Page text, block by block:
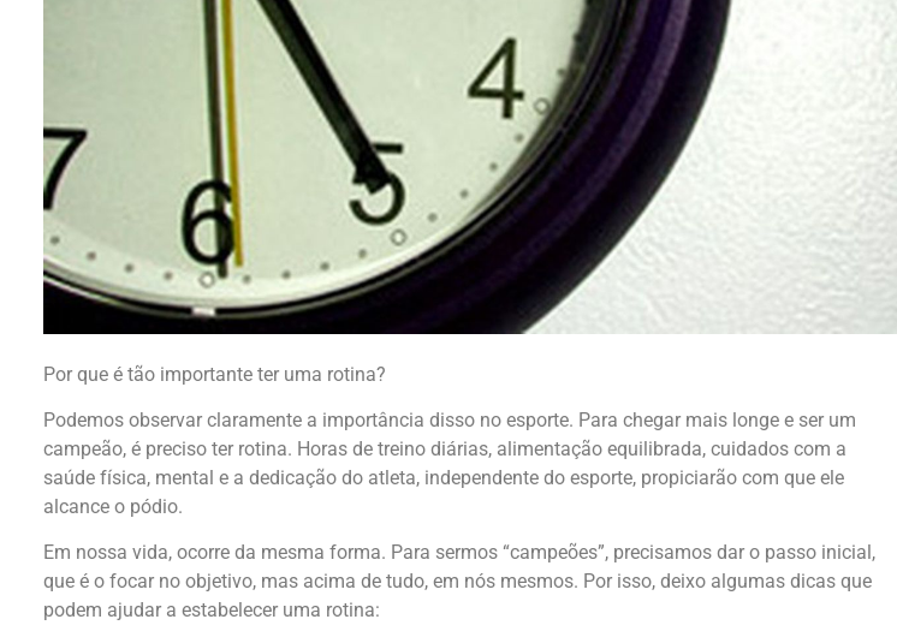
Por que é tão importante ter uma rotina?
Podemos observar claramente a importância disso no esporte. Para chegar mais longe e ser um
campeão, é preciso ter rotina. Horas de treino diárias, alimentação equilibrada, cuidados com a
saúde física, mental e a dedicação do atleta, independente do esporte, propiciarão com que ele
alcance o pódio.
Em nossa vida, ocorre da mesma forma. Para sermos “campeões”, precisamos dar o passo inicial,
que é o focar no objetivo, mas acima de tudo, em nós mesmos. Por isso, deixo algumas dicas que
podem ajudar a estabelecer uma rotina: